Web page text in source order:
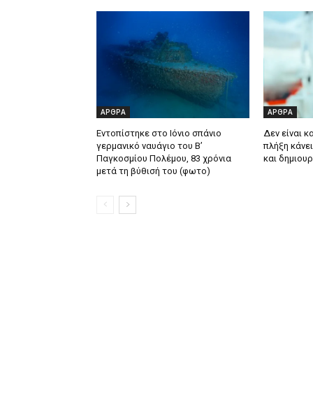
ΑΡΘΡΑ
Εντοπίστηκε στο Ιόνιο σπάνιο
γερμανικό ναυάγιο του Β’
Παγκοσμίου Πολέμου, 83 χρόνια
μετά τη βύθισή του (φωτο)
ΑΡΘΡΑ
Δεν είναι
πλήξη
και